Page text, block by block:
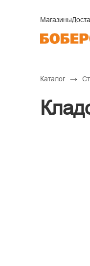
Магазины
Каталог →